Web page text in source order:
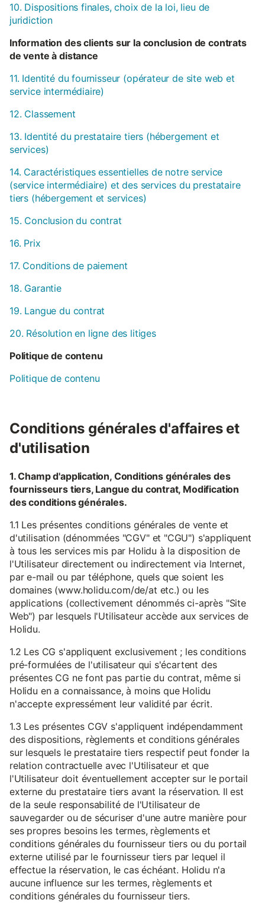
10. Dispositions finales, choix de la loi, lieu de
juridiction
Information des clients sur la conclusion de contrats
de vente à distance
11. Identité du fournisseur (opérateur de site web et
service intermédiaire)
12. Classement
13. Identité du prestataire tiers (hébergement et
services)
14. Caractéristiques essentielles de notre service
(service intermédiaire) et des services du prestataire
tiers (hébergement et services)
15. Conclusion du contrat
16. Prix
17. Conditions de paiement
18. Garantie
19. Langue du contrat
20. Résolution en ligne des litiges
Politique de contenu
Politique de contenu
Conditions générales d'affaires et
d'utilisation
1. Champ d'application, Conditions générales des
fournisseurs tiers, Langue du contrat, Modification
des conditions générales.
1.1 Les présentes conditions générales de vente et
d'utilisation (dénommées "CGV" et "CGU") s'appliquent
à tous les services mis par Holidu à la disposition de
l'Utilisateur directement ou indirectement via Internet,
par e-mail ou par téléphone, quels que soient les
domaines (www.holidu.com/de/at etc.) ou les
applications (collectivement dénommés ci-après "Site
Web") par lesquels l'Utilisateur accède aux services de
Holidu.
1.2 Les CG s'appliquent exclusivement ; les conditions
pré-formulées de l'utilisateur qui s'écartent des
présentes CG ne font pas partie du contrat, même si
Holidu en a connaissance, à moins que Holidu
n'accepte expressément leur validité par écrit.
1.3 Les présentes CGV s'appliquent indépendamment
des dispositions, règlements et conditions générales
sur lesquels le prestataire tiers respectif peut fonder la
relation contractuelle avec l'Utilisateur et que
l'Utilisateur doit éventuellement accepter sur le portail
externe du prestataire tiers avant la réservation. Il est
de la seule responsabilité de l'Utilisateur de
sauvegarder ou de sécuriser d'une autre manière pour
ses propres besoins les termes, règlements et
conditions générales du fournisseur tiers ou du portail
externe utilisé par le fournisseur tiers par lequel il
effectue la réservation, le cas échéant. Holidu n'a
aucune influence sur les termes, règlements et
conditions générales du fournisseur tiers.